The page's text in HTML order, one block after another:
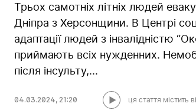
Трьох самотніх літніх людей
Дніпра з Херсонщини. В Центрі
адаптації людей з інвалідністю
приймають всіх нужденних.
після інсульту,...
04.03.2024, 21:20 ця стаття містить